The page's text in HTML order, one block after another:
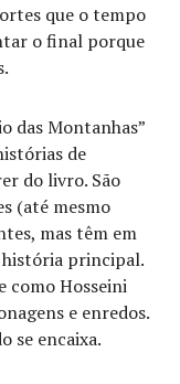
que o tempo
o final porque
das Montanhas”
de
do livro. São
(até mesmo
mas têm em
história principal.
como Hosseini
e enredos.
se encaixa.